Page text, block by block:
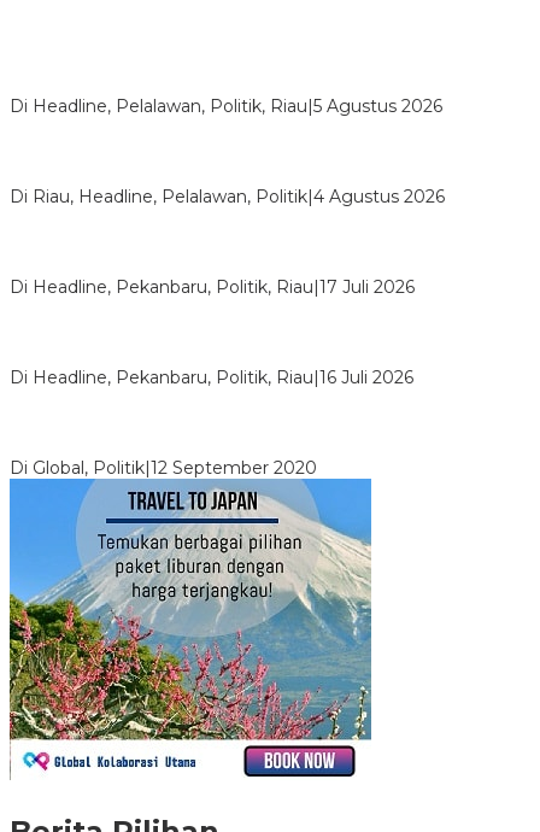
Di Headline, Pelalawan, Politik, Riau 5 Agustus 2026
Di Riau, Headline, Pelalawan, Politik 4 Agustus 2026
Di Headline, Pekanbaru, Politik, Riau 17 Juli 2026
Di Headline, Pekanbaru, Politik, Riau 16 Juli 2026
Di Global, Politik 12 September 2020